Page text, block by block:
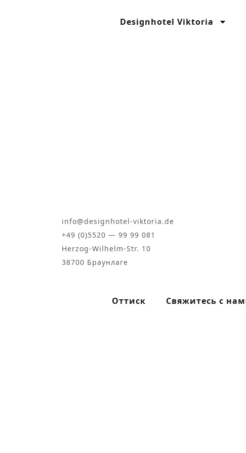
Designhotel Viktoria
info@designhotel-viktoria.de
+49 (0)5520 — 99 99 081
Herzog-Wilhelm-Str. 10
38700 Браунлаге
Оттиск Свяжитесь с